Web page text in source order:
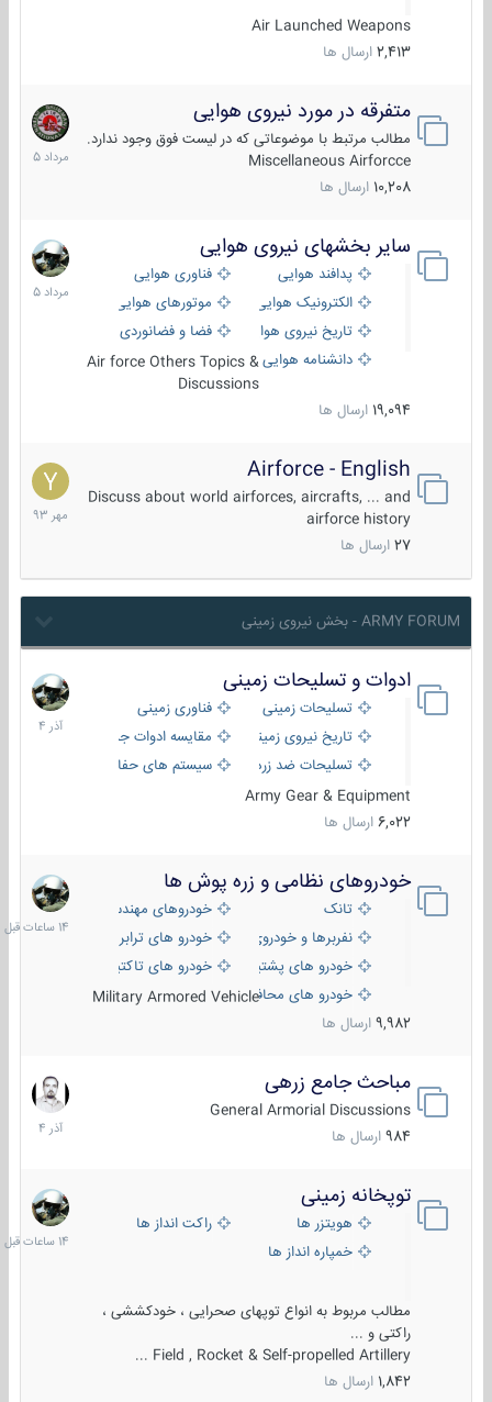
Air Launched Weapons
2,413 ارسال ها
متفرقه در مورد نیروی هوایی
مطالب مرتبط با موضوعاتی که در لیست فوق وجود ندارد.
Miscellaneous Airforcce
10,208 ارسال ها
7
مرداد
1405
سایر بخشهای نیروی هوایی
پدافند هوایی
فناوری هوایی
الکترونیک هوایی
موتورهای هوایی
تاریخ نیروی هوایی
فضا و فضانوردی
دانشنامه هواییAir force Others Topics &
Discussions
19,094 ارسال ها
2
مرداد
1405
Airforce - English
Discuss about world airforces, aircrafts, ... and
airforce history
27 ارسال ها
15
مهر
1393
ARMY FORUM - بخش نیروی زمینی
ادوات و تسلیحات زمینی
تسلیحات زمینی
فناوری زمینی
تاریخ نیروی زمینی
مقایسه ادوات جنگی
تسلیحات ضد زره
سیستم های حفاظت فعال
Army Gear & Equipment
6,022 ارسال ها
21
آذر
1404
خودروهای نظامی و زره پوش ها
تانک
خودروهای مهندسی
نفربرها و خودروی های رزمی پیاده نظام
خودرو های ترابری نظامی
خودرو های پشتیبانی آتش ، شناسایی و ضد تانک
خودرو های تاکتیکی نظامی
خودرو های محافظت شدهMilitary Armored Vehicle
9,982 ارسال ها
14
ساعات
قبل
مباحث جامع زرهی
General Armorial Discussions
984 ارسال ها
7
آذر
1404
توپخانه زمینی
هویتزر ها
راکت انداز ها
خمپاره انداز ها
مطالب مربوط به انواع توپهای صحرایی ، خودکششی ،
راکتی و ...
Field , Rocket & Self-propelled Artillery ...
1,842 ارسال ها
14
ساعات
قبل